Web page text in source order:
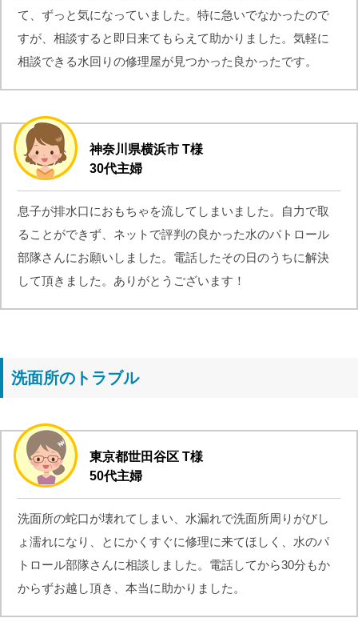
て、ずっと気になっていました。特に急いでなかったので
すが、相談すると即日来てもらえて助かりました。気軽に
相談できる水回りの修理屋が見つかった良かったです。
神奈川県横浜市 T様
30代主婦
息子が排水口におもちゃを流してしまいました。自力で取
ることができず、ネットで評判の良かった水のパトロール
部隊さんにお願いしました。電話したその日のうちに解決
して頂きました。ありがとうございます！
洗面所のトラブル
東京都世田谷区 T様
50代主婦
洗面所の蛇口が壊れてしまい、水漏れで洗面所周りがびし
ょ濡れになり、とにかくすぐに修理に来てほしく、水のパ
トロール部隊さんに相談しました。電話してから30分もか
からずお越し頂き、本当に助かりました。